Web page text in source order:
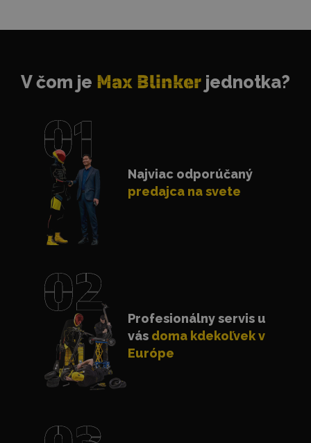
V čom je Max Blinker jednotka?
Najviac odporúčaný
predajca na svete
Profesionálny servis u
vás doma kdekoľvek v
Európe